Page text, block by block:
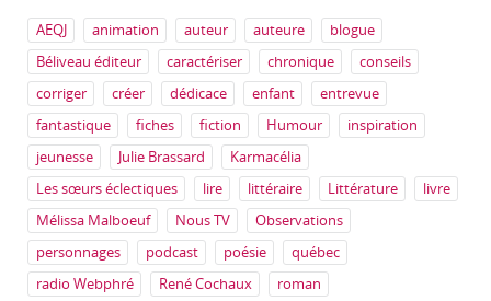
AEQJ animation auteur auteure
blogue
Béliveau éditeur
caractériser chronique
conseils
corriger
créer dédicace enfant
entrevue
fantastique
fiches fiction Humour
inspiration
jeunesse
Julie Brassard
Karmacélia
Les sœurs éclectiques
lire littéraire Littérature
livre
Mélissa Malboeuf
Nous TV
Observations
personnages
podcast poésie
québec
radio Webphré
René Cochaux
roman